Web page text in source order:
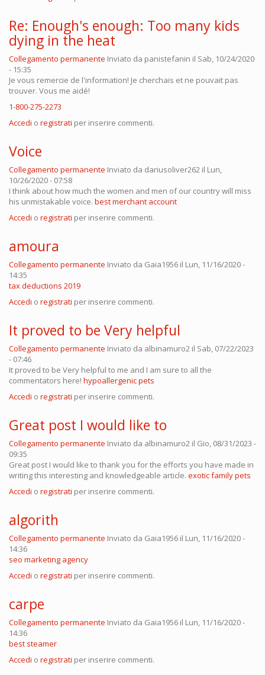
Re: Enough's enough: Too many kids
dying in the heat
Collegamento permanente Inviato da panistefanin il Sab, 10/24/2020
- 15:35
Je vous remercie de l'information! Je cherchais et ne pouvait pas
trouver. Vous me aidé!
1-800-275-2273
Accedi o registrati per inserire commenti.
Voice
Collegamento permanente Inviato da dariusoliver262 il Lun,
10/26/2020 - 07:58
I think about how much the women and men of our country will miss
his unmistakable voice. best merchant account
Accedi o registrati per inserire commenti.
amoura
Collegamento permanente Inviato da Gaia1956 il Lun, 11/16/2020 -
14:35
tax deductions 2019
Accedi o registrati per inserire commenti.
It proved to be Very helpful
Collegamento permanente Inviato da albinamuro2 il Sab, 07/22/2023
- 07:46
It proved to be Very helpful to me and I am sure to all the
commentators here! hypoallergenic pets
Accedi o registrati per inserire commenti.
Great post I would like to
Collegamento permanente Inviato da albinamuro2 il Gio, 08/31/2023 -
09:35
Great post I would like to thank you for the efforts you have made in
writing this interesting and knowledgeable article. exotic family pets
Accedi o registrati per inserire commenti.
algorith
Collegamento permanente Inviato da Gaia1956 il Lun, 11/16/2020 -
14:36
seo marketing agency
Accedi o registrati per inserire commenti.
carpe
Collegamento permanente Inviato da Gaia1956 il Lun, 11/16/2020 -
14:36
best steamer
Accedi o registrati per inserire commenti.